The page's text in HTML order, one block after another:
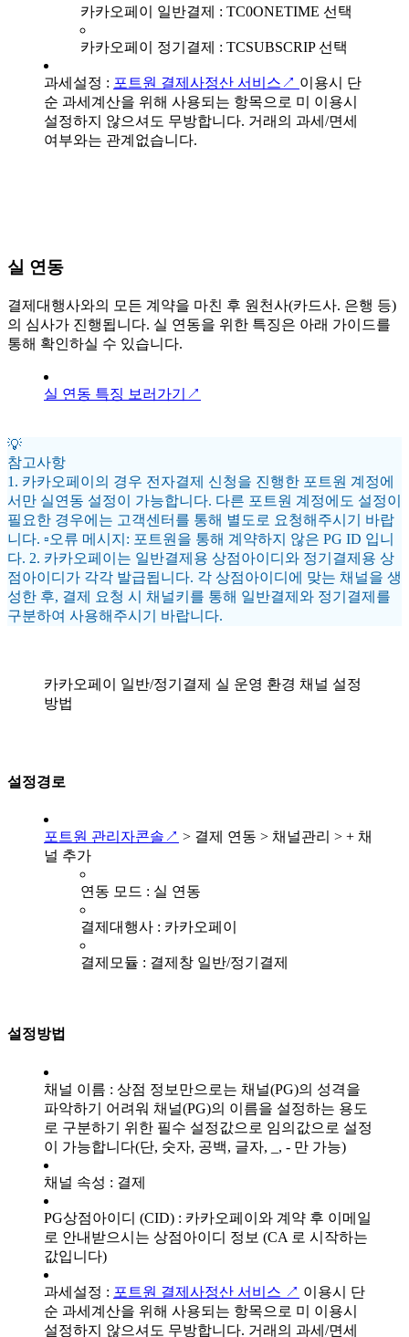
카카오페이 일반결제 : TC0ONETIME 선택
카카오페이 정기결제 : TCSUBSCRIP 선택
과세설정 : 포트원 결제사정산 서비스↗ 이용시 단
순 과세계산을 위해 사용되는 항목으로 미 이용시
설정하지 않으셔도 무방합니다. 거래의 과세/면세
여부와는 관계없습니다.
실 연동
결제대행사와의 모든 계약을 마친 후 원천사(카드사. 은행 등)
의 심사가 진행됩니다. 실 연동을 위한 특징은 아래 가이드를
통해 확인하실 수 있습니다.
실 연동 특징 보러가기↗
💡
참고사항
1. 카카오페이의 경우 전자결제 신청을 진행한 포트원 계정에
서만 실연동 설정이 가능합니다. 다른 포트원 계정에도 설정이
필요한 경우에는 고객센터를 통해 별도로 요청해주시기 바랍
니다. ▫️오류 메시지: 포트원을 통해 계약하지 않은 PG ID 입니
다. 2. 카카오페이는 일반결제용 상점아이디와 정기결제용 상
점아이디가 각각 발급됩니다. 각 상점아이디에 맞는 채널을 생
성한 후, 결제 요청 시 채널키를 통해 일반결제와 정기결제를
구분하여 사용해주시기 바랍니다.
카카오페이 일반/정기결제 실 운영 환경 채널 설정
방법
설정경로
포트원 관리자콘솔↗ > 결제 연동 > 채널관리 > + 채
널 추가
연동 모드 : 실 연동
결제대행사 : 카카오페이
결제모듈 : 결제창 일반/정기결제
설정방법
채널 이름 : 상점 정보만으로는 채널(PG)의 성격을
파악하기 어려워 채널(PG)의 이름을 설정하는 용도
로 구분하기 위한 필수 설정값으로 임의값으로 설정
이 가능합니다(단, 숫자, 공백, 글자, _, - 만 가능)
채널 속성 : 결제
PG상점아이디 (CID) : 카카오페이와 계약 후 이메일
로 안내받으시는 상점아이디 정보 (CA 로 시작하는
값입니다)
과세설정 : 포트원 결제사정산 서비스 ↗ 이용시 단
순 과세계산을 위해 사용되는 항목으로 미 이용시
설정하지 않으셔도 무방합니다. 거래의 과세/면세